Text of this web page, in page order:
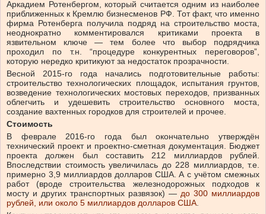
Аркадием Ротенбергом, который считается одним из наиболее
приближенных к Кремлю бизнесменов РФ. Тот факт, что именно
фирма Ротенберга получила подряд на строительство моста,
неоднократно комментировался критиками проекта в
язвительном ключе — тем более что выбор подрядчика
проходил по т.н. “процедуре конкурентных переговоров”,
которую нередко критикуют за недостаток прозрачности.
Весной 2015-го года начались подготовительные работы:
строительство технологических площадок, испытания грунтов,
возведение технологических мостовых переходов, призванных
облегчить и удешевить строительство основного моста,
создание вахтенных городков для строителей и прочее.
Стоимость
В феврале 2016-го года был окончательно утверждён
технический проект и проектно-сметная документация. Бюджет
проекта должен был составить 212 миллиардов рублей.
Впоследствии стоимость увеличилась до 228 миллиардов, т.е.
примерно 3,9 миллиардов долларов США. А с учётом смежных
работ (вроде строительства железнодорожных подходов к
мосту и других транспортных развязок) — до 300 миллиардов
рублей, или около 5 миллиардов долларов США.